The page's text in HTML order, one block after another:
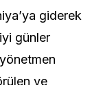
giderek
günler
ve